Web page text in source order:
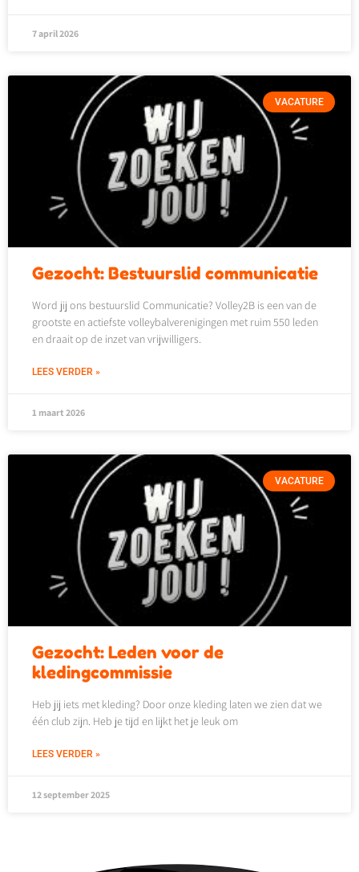
7 april 2026
VACATURE
Gezocht: Bestuurslid communicatie
Word jij ons bestuurslid Communicatie? Volley2B is een van de
grootste en actiefste volleybalverenigingen met ruim 550 leden
en draait op de inzet van vrijwilligers.
LEES VERDER »
1 maart 2026
VACATURE
Gezocht: Leden voor de
kledingcommissie
Heb jij iets met kleding? Door onze kleding laten we zien dat we
één club zijn. Heb je tijd en lijkt het je leuk om
LEES VERDER »
12 september 2025